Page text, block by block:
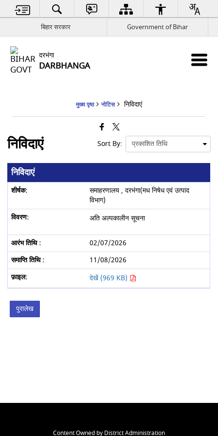
बिहार सरकार Government of Bihar
दरभंगा
DARBHANGA
मुख्य पृष्ठ नोटिस निविदाएं
निविदाएं Sort By:
निविदाएं
समाहरणालय , दरभंगा(मध निषेध एवं उत्पाद
विभाग)
अति अल्पकालीन सूचना
02/07/2026
11/08/2026
देखें (969 KB)
पुरालेख
Content Owned by District Administration